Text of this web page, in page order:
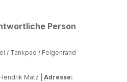
Person
/ Tankpad / Felgenrand
Hendrik Matz | Adresse: